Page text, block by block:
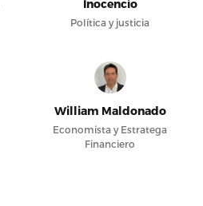
Inocencio
Política y justicia
William Maldonado
Economista y Estratega
Financiero